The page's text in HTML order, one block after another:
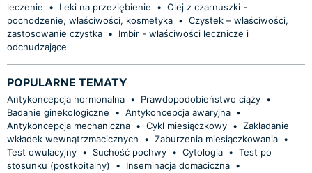
leczenie
• Leki na przeziębienie • Olej z czarnuszki -
pochodzenie, właściwości, kosmetyka • Czystek – właściwości,
zastosowanie czystka •
Imbir - właściwości lecznicze i
odchudzające
POPULARNE TEMATY
Antykoncepcja hormonalna • Prawdopodobieństwo ciąży •
Badanie ginekologiczne
• Antykoncepcja awaryjna •
Antykoncepcja mechaniczna • Cykl miesiączkowy • Zakładanie
wkładek wewnątrzmacicznych
• Zaburzenia miesiączkowania •
Test owulacyjny • Suchość pochwy • Cytologia • Test po
stosunku (postkoitalny)
• Inseminacja domaciczna •